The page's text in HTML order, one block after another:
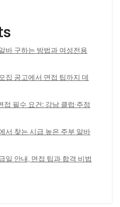
바 구하는 방법과 여성전용
집 공고에서 면접 팁까지 데
필수 요건: 강남 클럽·주점
서 찾는 시급 높은 주부 알바
일 안내, 면접 팁과 합격 비법